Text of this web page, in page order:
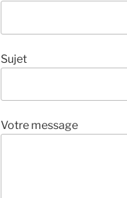
Sujet
Votre message